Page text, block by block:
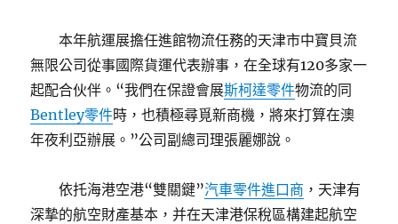
本年航運展擔任進館物流任務的天津市中寶貝流
無限公司從事國際貨運代表辦事，在全球有120多家一
起配合伙伴。“我們在保證會展斯柯達零件物流的同
Bentley零件時，也積極尋覓新商機，將來打算在澳
年夜利亞辦展。”公司副總司理張麗娜說。
依托海港空港“雙關鍵”汽車零件進口商 ，天津有
深摯的航空財產基本，并在天津港保稅區構建起航空